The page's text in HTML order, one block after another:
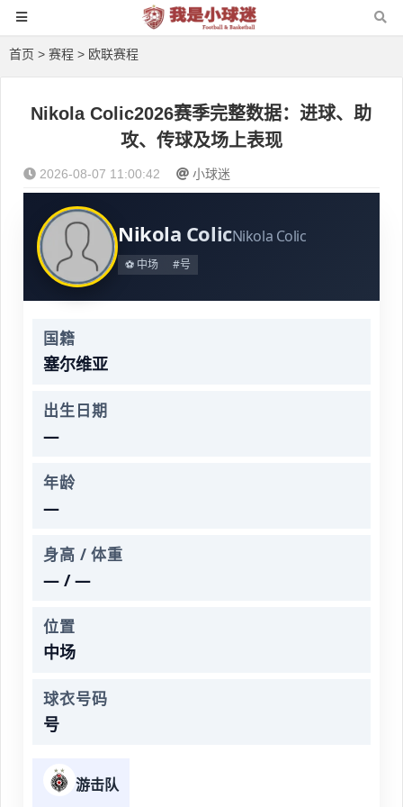
首页 > 赛程 > 欧联赛程
Nikola Colic2026赛季完整数据：进球、助
攻、传球及场上表现
2026-08-07 11:00:42 小球迷
Nikola ColicNikola Colic
⚽ 中场 #号
国籍
塞尔维亚
出生日期
—
年龄
—
身高 / 体重
— / —
位置
中场
球衣号码
号
游击队